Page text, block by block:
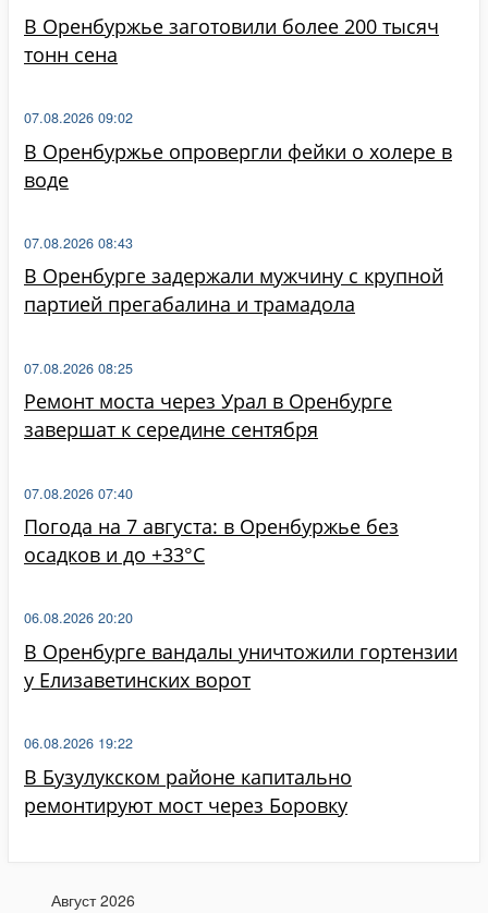
В Оренбуржье заготовили более 200 тысяч
тонн сена
В Оренбуржье опровергли фейки о холере в
воде
07.08.2026 09:02
В Оренбурге задержали мужчину с крупной
партией прегабалина и трамадола
07.08.2026 08:43
Ремонт моста через Урал в Оренбурге
завершат к середине сентября
07.08.2026 08:25
Погода на 7 августа: в Оренбуржье без
осадков и до +33°C
07.08.2026 07:40
В Оренбурге вандалы уничтожили гортензии
у Елизаветинских ворот
06.08.2026 20:20
В Бузулукском районе капитально
ремонтируют мост через Боровку
06.08.2026 19:22
Август 2026